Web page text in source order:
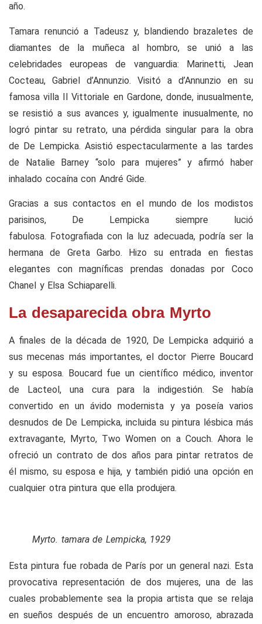
año.
Tamara renunció a Tadeusz y, blandiendo brazaletes de
diamantes de la muñeca al hombro, se unió a las
celebridades europeas de vanguardia: Marinetti, Jean
Cocteau, Gabriel d’Annunzio. Visitó a d’Annunzio en su
famosa villa Il Vittoriale en Gardone, donde, inusualmente,
se resistió a sus avances y, igualmente inusualmente, no
logró pintar su retrato, una pérdida singular para la obra
de De Lempicka. Asistió espectacularmente a las tardes
de Natalie Barney “solo para mujeres” y afirmó haber
inhalado cocaína con André Gide.
Gracias a sus contactos en el mundo de los modistos
parisinos, De Lempicka siempre lució
fabulosa. Fotografiada con la luz adecuada, podría ser la
hermana de Greta Garbo. Hizo su entrada en fiestas
elegantes con magníficas prendas donadas por Coco
Chanel y Elsa Schiaparelli.
La desaparecida obra Myrto
A finales de la década de 1920, De Lempicka adquirió a
sus mecenas más importantes, el doctor Pierre Boucard
y su esposa. Boucard fue un científico médico, inventor
de Lacteol, una cura para la indigestión. Se había
convertido en un ávido modernista y ya poseía varios
desnudos de De Lempicka, incluida su pintura lésbica más
extravagante, Myrto, Two Women on a Couch. Ahora le
ofreció un contrato de dos años para pintar retratos de
él mismo, su esposa e hija, y también pidió una opción en
cualquier otra pintura que ella produjera.
Myrto. tamara de Lempicka, 1929
Esta pintura fue robada de París por un general nazi. Esta
provocativa representación de dos mujeres, una de las
cuales probablemente sea la propia artista que se relaja
en sueños después de un encuentro amoroso, abrazada